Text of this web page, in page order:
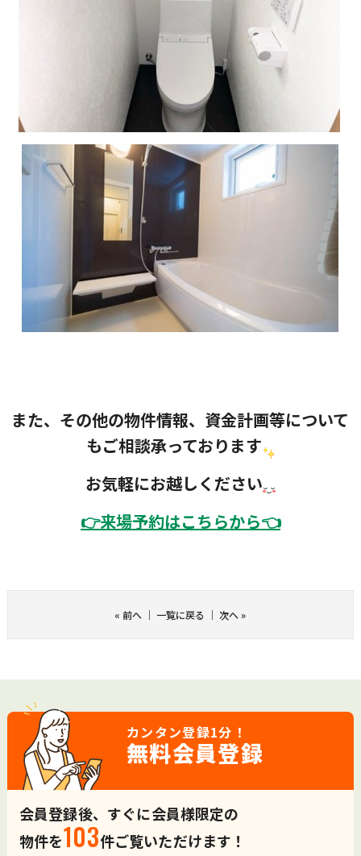
また、その他の物件情報、資金計画等について
もご相談承っております
お気軽にお越しください
👉来場予約はこちらから👈
« 前へ ｜ 一覧に戻る ｜次へ»
カンタン登録1分！
無料会員登録
会員登録後、すぐに会員様限定の
物件を103件ご覧いただけます！